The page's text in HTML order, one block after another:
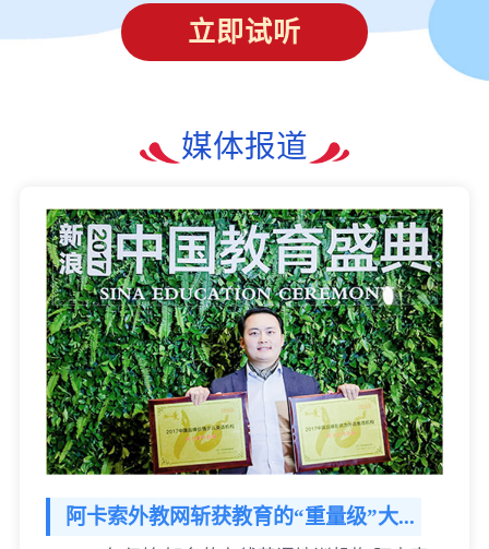
立即试听
媒体报道
阿卡索外教网斩获教育的“重量级”大...